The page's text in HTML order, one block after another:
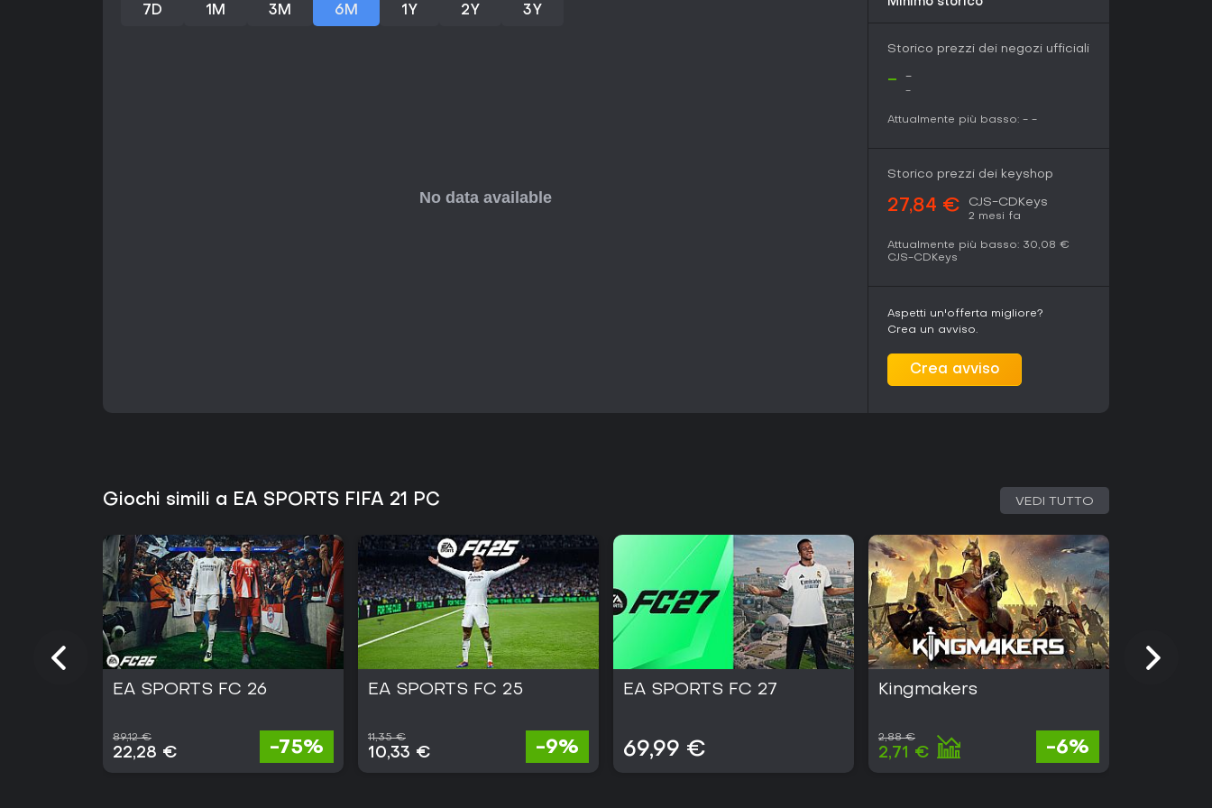
7D 1M 3M 6M 1Y 2Y 3Y
Storico prezzi dei negozi ufficiali
- -
-
Attualmente più basso: - -
Storico prezzi dei keyshop
27,84 € CJS-CDKeys
2 mesi fa
Attualmente più basso: 30,08 €
CJS-CDKeys
Aspetti un'offerta migliore?
Crea un avviso.
Crea avviso
Giochi simili a EA SPORTS FIFA 21 PC VEDI TUTTO
EA SPORTS FC 26
89,12 €
22,28 € -75%
EA SPORTS FC 25
11,35 €
10,33 € -9%
EA SPORTS FC 27
69,99 €
Kingmakers
2,88 €
2,71 € -6%